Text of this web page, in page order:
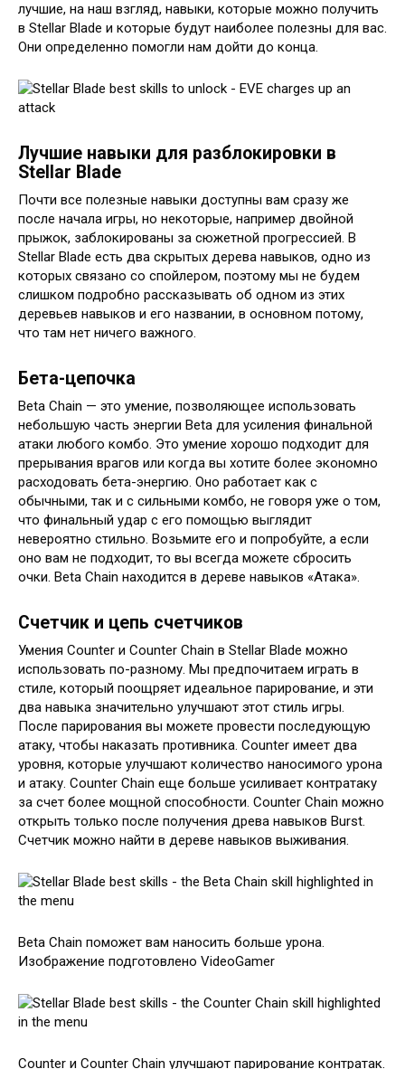
лучшие, на наш взгляд, навыки, которые можно получить
в Stellar Blade и которые будут наиболее полезны для вас.
Они определенно помогли нам дойти до конца.
Лучшие навыки для разблокировки в
Stellar Blade
Почти все полезные навыки доступны вам сразу же
после начала игры, но некоторые, например двойной
прыжок, заблокированы за сюжетной прогрессией. В
Stellar Blade есть два скрытых дерева навыков, одно из
которых связано со спойлером, поэтому мы не будем
слишком подробно рассказывать об одном из этих
деревьев навыков и его названии, в основном потому,
что там нет ничего важного.
Бета-цепочка
Beta Chain — это умение, позволяющее использовать
небольшую часть энергии Beta для усиления финальной
атаки любого комбо. Это умение хорошо подходит для
прерывания врагов или когда вы хотите более экономно
расходовать бета-энергию. Оно работает как с
обычными, так и с сильными комбо, не говоря уже о том,
что финальный удар с его помощью выглядит
невероятно стильно. Возьмите его и попробуйте, а если
оно вам не подходит, то вы всегда можете сбросить
очки. Beta Chain находится в дереве навыков «Атака».
Счетчик и цепь счетчиков
Умения Counter и Counter Chain в Stellar Blade можно
использовать по-разному. Мы предпочитаем играть в
стиле, который поощряет идеальное парирование, и эти
два навыка значительно улучшают этот стиль игры.
После парирования вы можете провести последующую
атаку, чтобы наказать противника. Counter имеет два
уровня, которые улучшают количество наносимого урона
и атаку. Counter Chain еще больше усиливает контратаку
за счет более мощной способности. Counter Chain можно
открыть только после получения древа навыков Burst.
Счетчик можно найти в дереве навыков выживания.
Beta Chain поможет вам наносить больше урона.
Изображение подготовлено VideoGamer
Counter и Counter Chain улучшают парирование контратак.